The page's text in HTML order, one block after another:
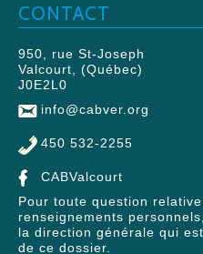
CONTACT
950, rue St-Joseph
Valcourt, (Québec)
J0E2L0
info@cabver.org
450 532-2255
CABValcourt
Pour toute question
renseignements
la direction générale qui
de ce dossier.